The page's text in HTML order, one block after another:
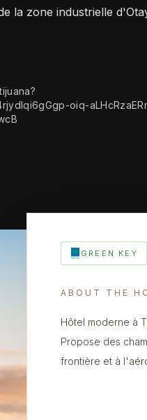
la zone industrielle
oiq-
GREEN KEY
ABOUT THE
Hôtel moderne à
Propose des
frontière et à